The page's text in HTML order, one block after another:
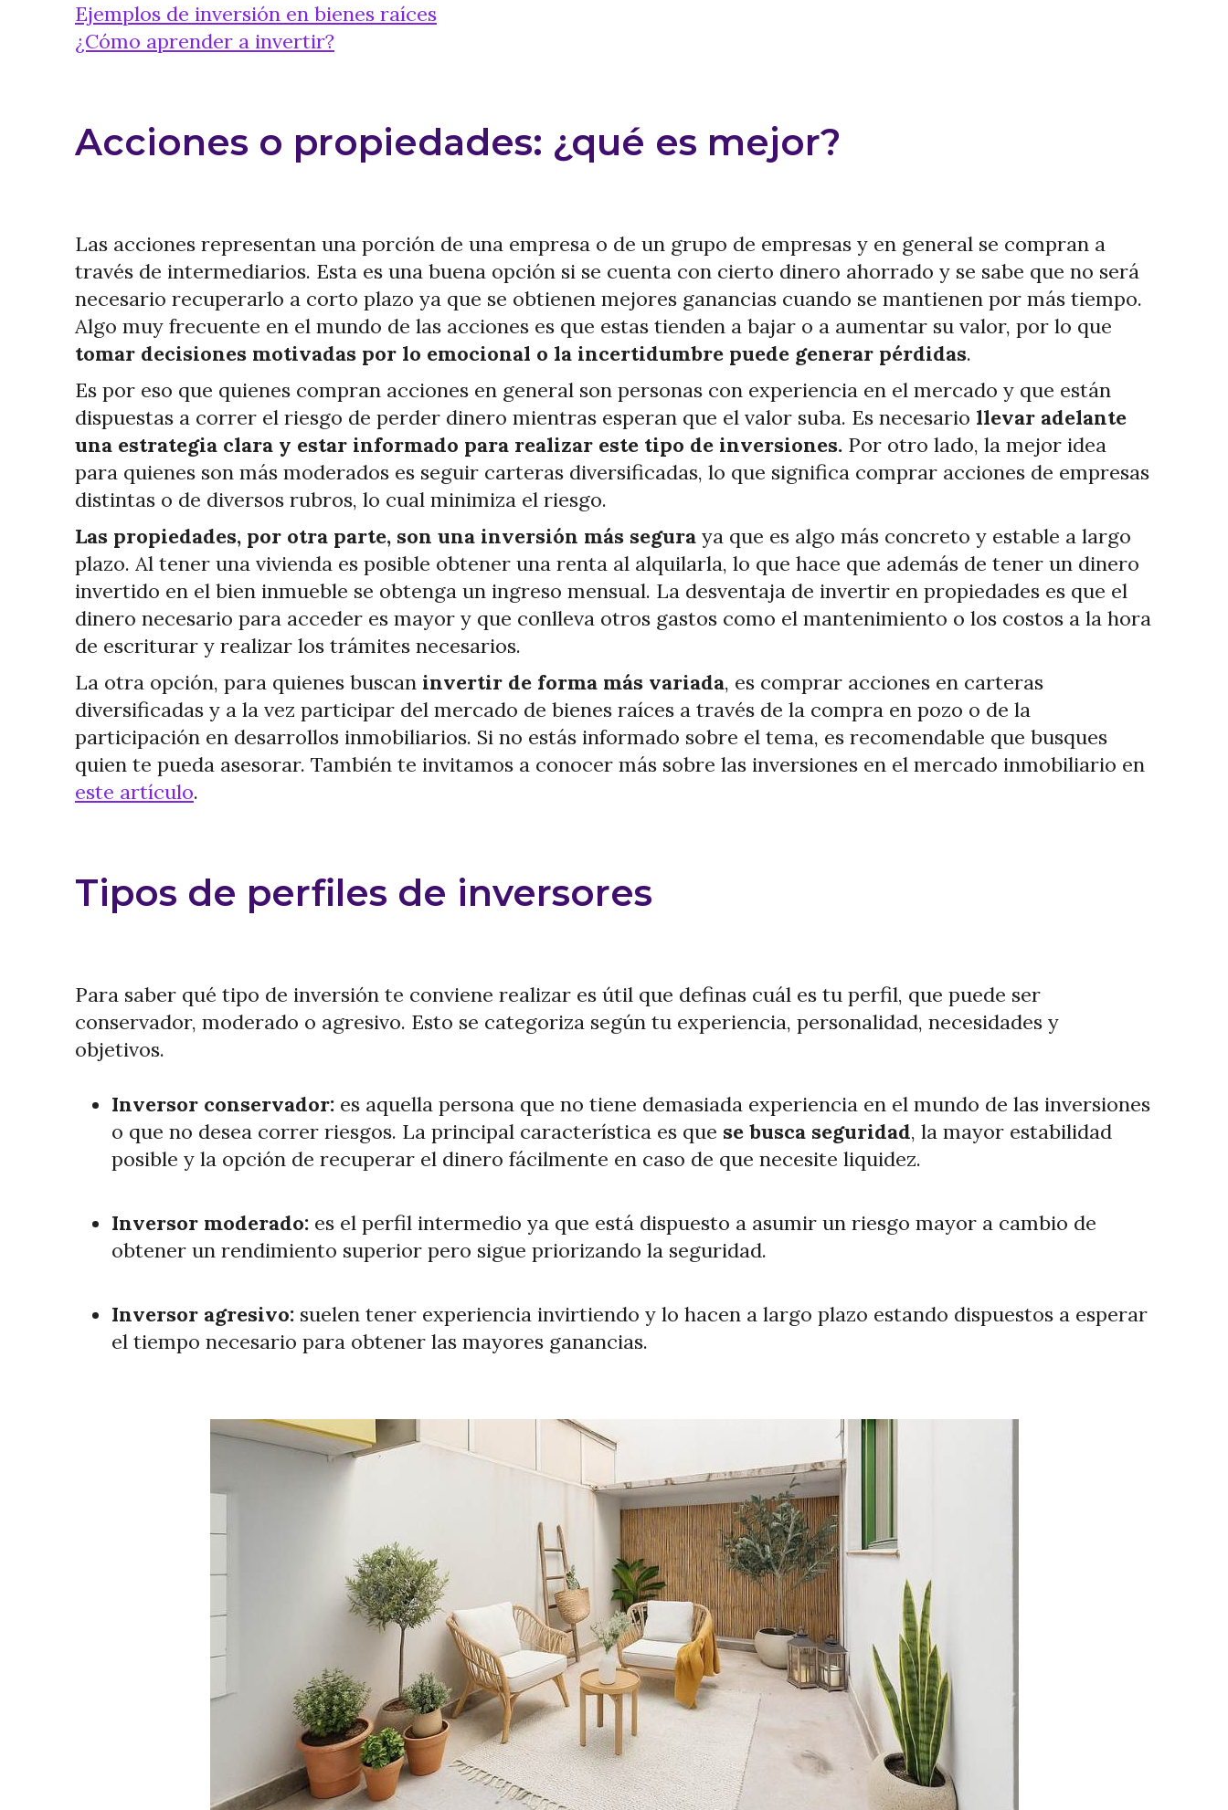
Ejemplos de inversión en bienes raíces
¿Cómo aprender a invertir?
Acciones o propiedades: ¿qué es mejor?
Las acciones representan una porción de una empresa o de un grupo de empresas y en general se compran a
través de intermediarios. Esta es una buena opción si se cuenta con cierto dinero ahorrado y se sabe que no será
necesario recuperarlo a corto plazo ya que se obtienen mejores ganancias cuando se mantienen por más tiempo.
Algo muy frecuente en el mundo de las acciones es que estas tienden a bajar o a aumentar su valor, por lo que
tomar decisiones motivadas por lo emocional o la incertidumbre puede generar pérdidas.
Es por eso que quienes compran acciones en general son personas con experiencia en el mercado y que están
dispuestas a correr el riesgo de perder dinero mientras esperan que el valor suba. Es necesario llevar adelante
una estrategia clara y estar informado para realizar este tipo de inversiones. Por otro lado, la mejor idea
para quienes son más moderados es seguir carteras diversificadas, lo que significa comprar acciones de empresas
distintas o de diversos rubros, lo cual minimiza el riesgo.
Las propiedades, por otra parte, son una inversión más segura ya que es algo más concreto y estable a largo
plazo. Al tener una vivienda es posible obtener una renta al alquilarla, lo que hace que además de tener un dinero
invertido en el bien inmueble se obtenga un ingreso mensual. La desventaja de invertir en propiedades es que el
dinero necesario para acceder es mayor y que conlleva otros gastos como el mantenimiento o los costos a la hora
de escriturar y realizar los trámites necesarios.
La otra opción, para quienes buscan invertir de forma más variada, es comprar acciones en carteras
diversificadas y a la vez participar del mercado de bienes raíces a través de la compra en pozo o de la
participación en desarrollos inmobiliarios. Si no estás informado sobre el tema, es recomendable que busques
quien te pueda asesorar. También te invitamos a conocer más sobre las inversiones en el mercado inmobiliario en
este artículo.
Tipos de perfiles de inversores
Para saber qué tipo de inversión te conviene realizar es útil que definas cuál es tu perfil, que puede ser
conservador, moderado o agresivo. Esto se categoriza según tu experiencia, personalidad, necesidades y
objetivos.
Inversor conservador: es aquella persona que no tiene demasiada experiencia en el mundo de las inversiones
o que no desea correr riesgos. La principal característica es que se busca seguridad, la mayor estabilidad
posible y la opción de recuperar el dinero fácilmente en caso de que necesite liquidez.
Inversor moderado: es el perfil intermedio ya que está dispuesto a asumir un riesgo mayor a cambio de
obtener un rendimiento superior pero sigue priorizando la seguridad.
Inversor agresivo: suelen tener experiencia invirtiendo y lo hacen a largo plazo estando dispuestos a esperar
el tiempo necesario para obtener las mayores ganancias.